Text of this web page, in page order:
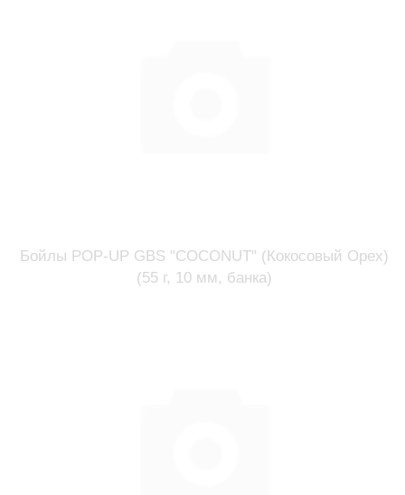
Бойлы POP-UP GBS "COCONUT" (Кокосовый Орех)
(55 г, 10 мм, банка)